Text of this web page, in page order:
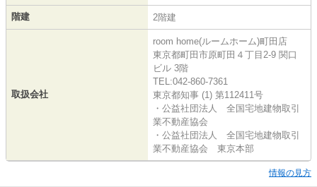
階建 2階建
取扱会社
room home(ルームホーム)町田店
東京都町田市原町田４丁目2-9 関口
ビル 3階
TEL:042-860-7361
東京都知事 (1) 第112411号
・公益社団法人 全国宅地建物取引
業不動産協会
・公益社団法人 全国宅地建物取引
業不動産協会 東京本部
情報の見方